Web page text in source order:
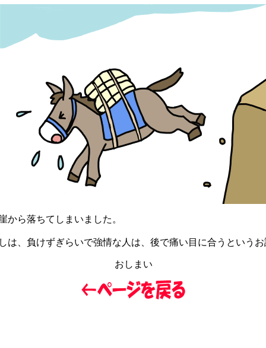
から落ちてしまいました。
は、負けずぎらいで強情な人は、後で痛い目に合うというお
おしまい